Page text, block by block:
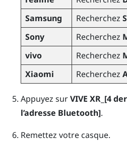
Samsung
Recherchez
Sony
Recherchez
vivo
Recherchez
Xiaomi
Recherchez
Appuyez surVIVE XR_[4
l’adresse Bluetooth].
Remettez votre casque.